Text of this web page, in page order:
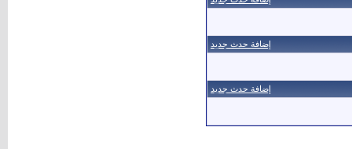
إضافة حدث جديد
إضافة حدث جديد